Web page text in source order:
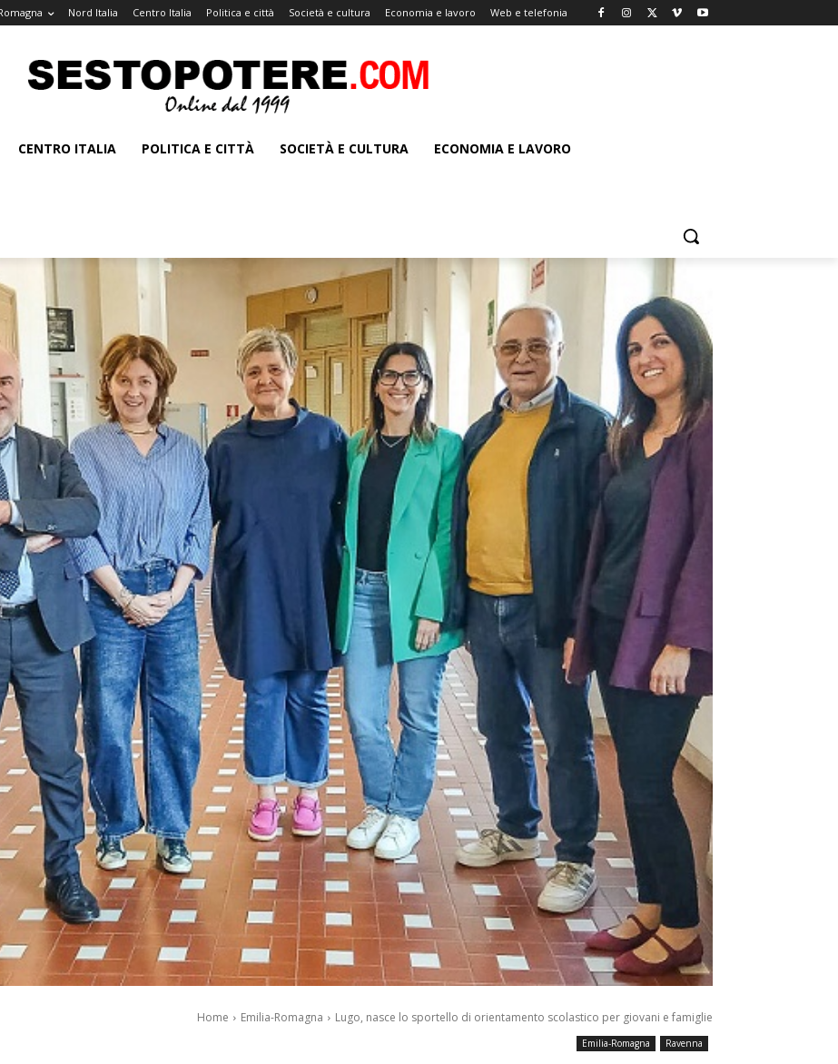
Nord Italia Centro Italia Politica e città Società e cultura Economia e lavoro Web e telefonia
CENTRO ITALIA POLITICA E CITTÀ SOCIETÀ E CULTURA ECONOMIA E LAVORO
Home Emilia-Romagna Lugo, nasce lo sportello di orientamento scolastico per giovani e famiglie
Emilia-Romagna Ravenna